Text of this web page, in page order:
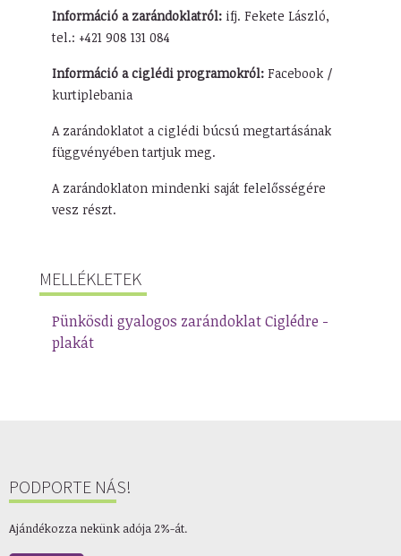
Információ a zarándoklatról: ifj. Fekete László,
tel.: +421 908 131 084
Információ a ciglédi programokról:Facebook /
kurtiplebania
A zarándoklatot a ciglédi búcsú megtartásának
függvényében tartjuk meg.
A zarándoklaton mindenki saját felelősségére
vesz részt.
MELLÉKLETEK
Pünkösdi gyalogos zarándoklat Ciglédre -
plakát
PODPORTE NÁS!
Ajándékozza nekünk adója 2%-át.